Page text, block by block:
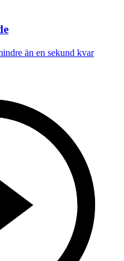
än en sekund kvar